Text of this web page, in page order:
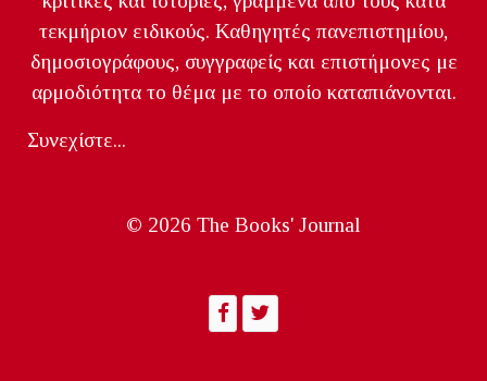
τεκμήριον ειδικούς. Καθηγητές πανεπιστημίου,
δημοσιογράφους, συγγραφείς και επιστήμονες με
αρμοδιότητα το θέμα με το οποίο καταπιάνονται.
Συνεχίστε...
© 2026 The Books' Journal